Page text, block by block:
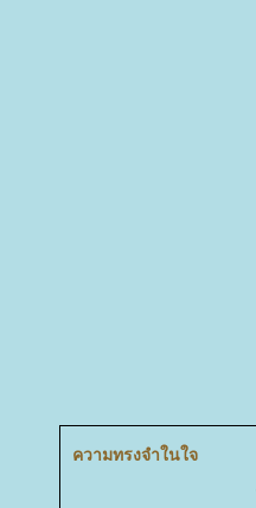
ความทรงจำในใจ